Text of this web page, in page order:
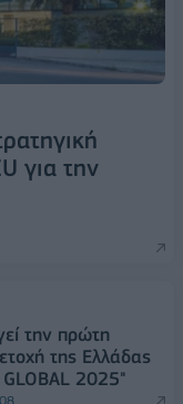
για την
την πρώτη
της Ελλάδας
GLOBAL 2025"